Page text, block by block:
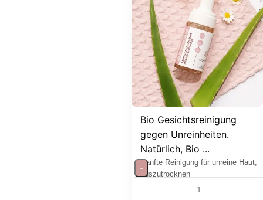
Bio Gesichtsreinigung
gegen Unreinheiten.
Natürlich, Bio ...
Sanfte Reinigung für unreine Haut,
auszutrocknen
-